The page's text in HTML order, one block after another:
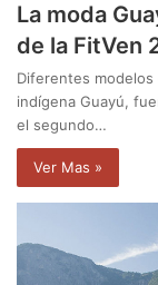
La moda
de la FitVen
Diferentes modelos
indígena Guayú,
el segundo…
Ver Mas »